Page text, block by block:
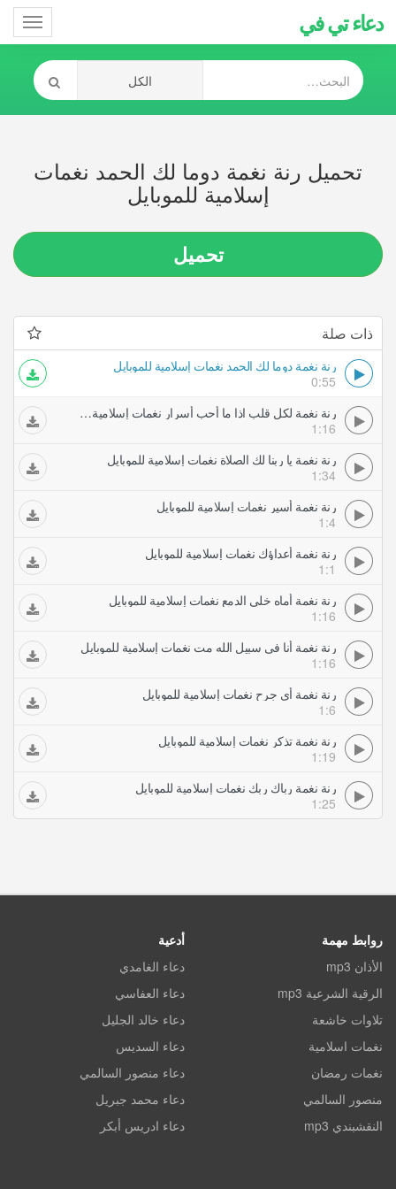
دعاء تي في
تحميل رنة نغمة دوما لك الحمد نغمات
إسلامية للموبايل
تحميل
ذات صلة
رنة نغمة دوما لك الحمد نغمات إسلامية للموبايل
0:55
رنة نغمة لكل قلب اذا ما أحب أسرار نغمات إسلامية للموبايل
1:16
رنة نغمة يا ربنا لك الصلاة نغمات إسلامية للموبايل
1:34
رنة نغمة أسير نغمات إسلامية للموبايل
1:4
رنة نغمة أعداؤك نغمات إسلامية للموبايل
1:1
رنة نغمة أماه خلي الدمع نغمات إسلامية للموبايل
1:16
رنة نغمة أنا في سبيل الله مت نغمات إسلامية للموبايل
1:16
رنة نغمة أي جرح نغمات إسلامية للموبايل
1:6
رنة نغمة تذكر نغمات إسلامية للموبايل
1:19
رنة نغمة رباك ربك نغمات إسلامية للموبايل
1:25
روابط مهمة
الأذان mp3
الرقية الشرعية mp3
تلاوات خاشعة
نغمات اسلامية
نغمات رمضان
منصور السالمي
النقشبندي mp3
أدعية
دعاء الغامدي
دعاء العفاسي
دعاء خالد الجليل
دعاء السديس
دعاء منصور السالمي
دعاء محمد جبريل
دعاء ادريس أبكر